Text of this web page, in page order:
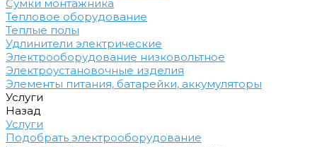
Сумки монтажника
Тепловое оборудование
Теплые полы
Удлинители электрические
Электрооборудование низковольтное
Электроустановочные изделия
Элементы питания, батарейки, аккумуляторы
Услуги
Назад
Услуги
Подобрать электрооборудование